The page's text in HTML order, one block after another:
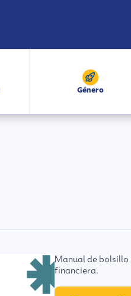
Género
Manual de bolsillo
financiera.